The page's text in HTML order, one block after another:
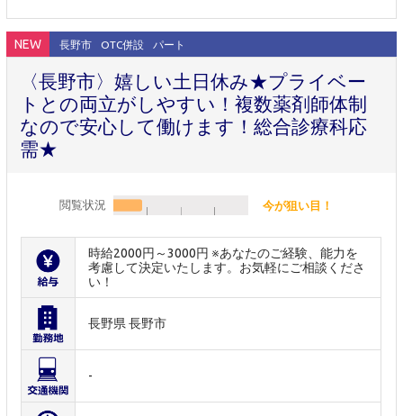
NEW 長野市 OTC併設 パート
〈長野市〉嬉しい土日休み★プライベー
トとの両立がしやすい！複数薬剤師体制
なので安心して働けます！総合診療科応
需★
閲覧状況 今が狙い目！
時給2000円～3000円 ※あなたのご経験、能力を
考慮して決定いたします。お気軽にご相談くださ
い！
長野県 長野市
-